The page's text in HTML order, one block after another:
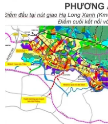
Khói bốc lên từ các tháp
Darlton, Anh.
Ủy ban châu Âu (EC)
số 28 nước thành
cam kết loại bỏ nhiệt